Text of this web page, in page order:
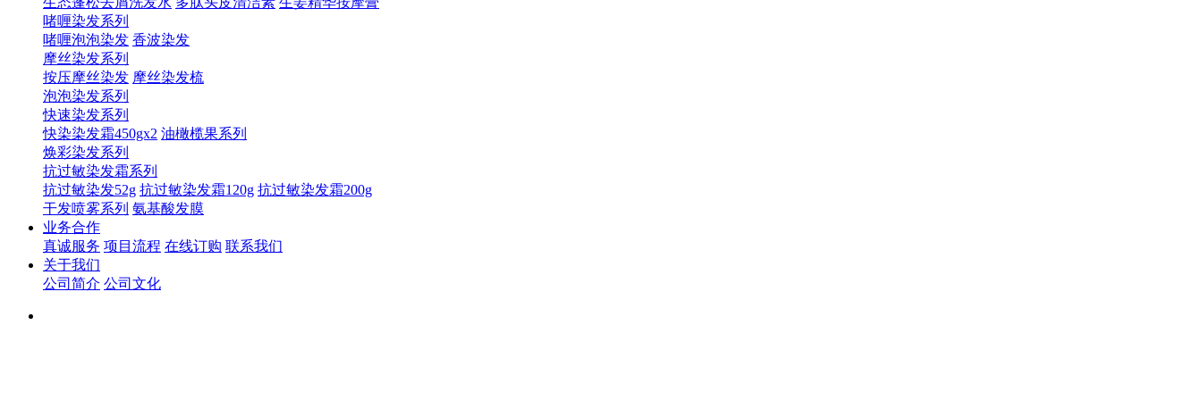
啫喱染发系列
啫喱泡泡染发 香波染发
摩丝染发系列
按压摩丝染发 摩丝染发梳
泡泡染发系列
快速染发系列
快染染发霜450gx2 油橄榄果系列
焕彩染发系列
抗过敏染发霜系列
抗过敏染发52g 抗过敏染发霜120g 抗过敏染发霜200g
干发喷雾系列 氨基酸发膜
业务合作
真诚服务 项目流程 在线订购 联系我们
关于我们
公司简介 公司文化